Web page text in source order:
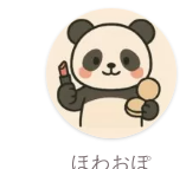
ほわおぽ